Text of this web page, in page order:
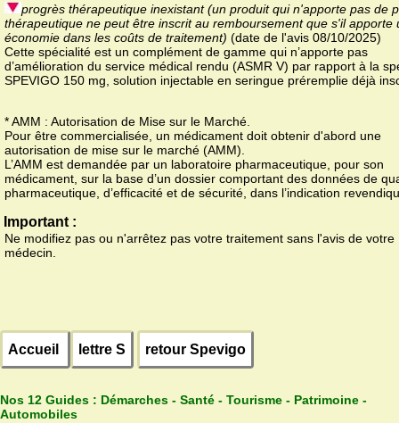
progrès thérapeutique inexistant (un produit qui n'apporte pas de
thérapeutique ne peut être inscrit au remboursement que s'il apporte
économie dans les coûts de traitement) (date de l'avis 08/10/2025)
Cette spécialité est un complément de gamme qui n’apporte pas
d’amélioration du service médical rendu (ASMR V) par rapport à la
SPEVIGO 150 mg, solution injectable en seringue préremplie déjà
* AMM : Autorisation de Mise sur le Marché.
Pour être commercialisée, un médicament doit obtenir d'abord une
autorisation de mise sur le marché (AMM).
L’AMM est demandée par un laboratoire pharmaceutique, pour son
médicament, sur la base d’un dossier comportant des données de
pharmaceutique, d’efficacité et de sécurité, dans l’indication
Important :
Ne modifiez pas ou n'arrêtez pas votre traitement sans l'avis de votre
médecin.
Accueil lettre S retour Spevigo
Nos 12 Guides : Démarches - Santé - Tourisme - Patrimoine -
Automobiles